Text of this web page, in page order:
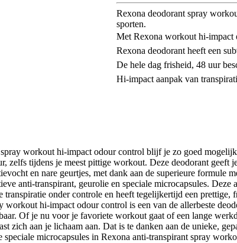
Rexona deodorant spray
sporten.
Met Rexona workout hi-impact
Rexona deodorant heeft een
De hele dag frisheid, 48 uur
Hi-impact aanpak van
workout hi-impact odour control blijf je zo goed mogelijk
zelfs tijdens je meest pittige workout. Deze deodorant geeft
en nare geurtjes, met dank aan de superieure formule
anti-transpirant, geurolie en speciale microcapsules. Deze
transpiratie onder controle en heeft tegelijkertijd een prettige,
workout hi-impact odour control is een van de allerbeste
Of je nu voor je favoriete workout gaat of een lange
zich aan je lichaam aan. Dat is te danken aan de unieke,
speciale microcapsules in Rexona anti-transpirant spray